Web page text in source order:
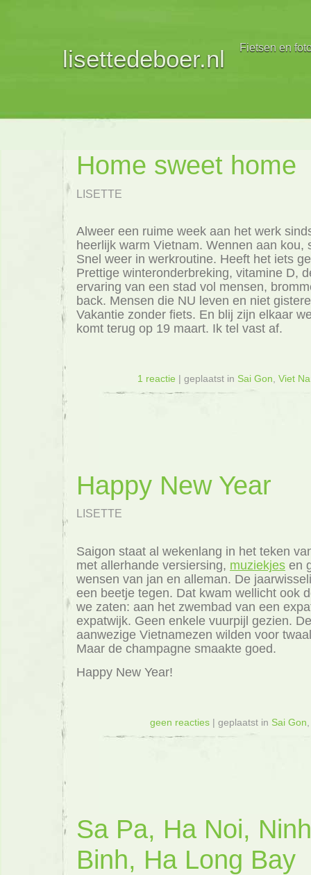
lisettedeboer.nl Fietsen en
Home sweet home
LISETTE
Alweer een ruime week aan het werk
heerlijk warm Vietnam. Wennen aan kou,
Snel weer in werkroutine. Heeft het iets
Prettige winteronderbreking, vitamine D,
ervaring van een stad vol mensen,
back. Mensen die NU leven en niet
Vakantie zonder fiets. En blij zijn elkaar
komt terug op 19 maart. Ik tel vast af.
1 reactie | geplaatst in Sai Gon Viet
Happy New Year
LISETTE
Saigon staat al wekenlang in het teken
met allerhande versiersing, muziekjes en
wensen van jan en alleman. De
een beetje tegen. Dat kwam wellicht ook
we zaten: aan het zwembad van een
expatwijk. Geen enkele vuurpijl gezien.
aanwezige Vietnamezen wilden voor
Maar de champagne smaakte goed.
Happy New Year!
geen reacties| geplaatst in Sai Gon
Sa Pa, Ha Noi, Ninh
Binh, Ha Long Bay